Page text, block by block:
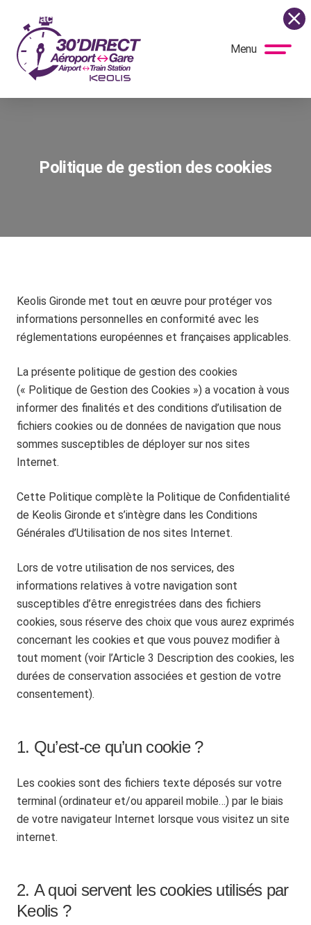
DIRECT
Menu
Politique de gestion des cookies
Keolis Gironde met tout en œuvre pour protéger vos
informations personnelles en conformité avec les
réglementations européennes et françaises applicables.
La présente politique de gestion des cookies
(« Politique de Gestion des Cookies ») a vocation à vous
informer des finalités et des conditions d’utilisation de
fichiers cookies ou de données de navigation que nous
sommes susceptibles de déployer sur nos sites
Internet.
Cette Politique complète la Politique de Confidentialité
de Keolis Gironde et s’intègre dans les Conditions
Générales d’Utilisation de nos sites Internet.
Lors de votre utilisation de nos services, des
informations relatives à votre navigation sont
susceptibles d’être enregistrées dans des fichiers
cookies, sous réserve des choix que vous aurez exprimés
concernant les cookies et que vous pouvez modifier à
tout moment (voir l’Article 3 Description des cookies, les
durées de conservation associées et gestion de votre
consentement).
1. Qu’est-ce qu’un cookie ?
Les cookies sont des fichiers texte déposés sur votre
terminal (ordinateur et/ou appareil mobile…) par le biais
de votre navigateur Internet lorsque vous visitez un site
internet.
2. A quoi servent les cookies utilisés par
Keolis ?
actuel, la navette circule de nouveau normalement